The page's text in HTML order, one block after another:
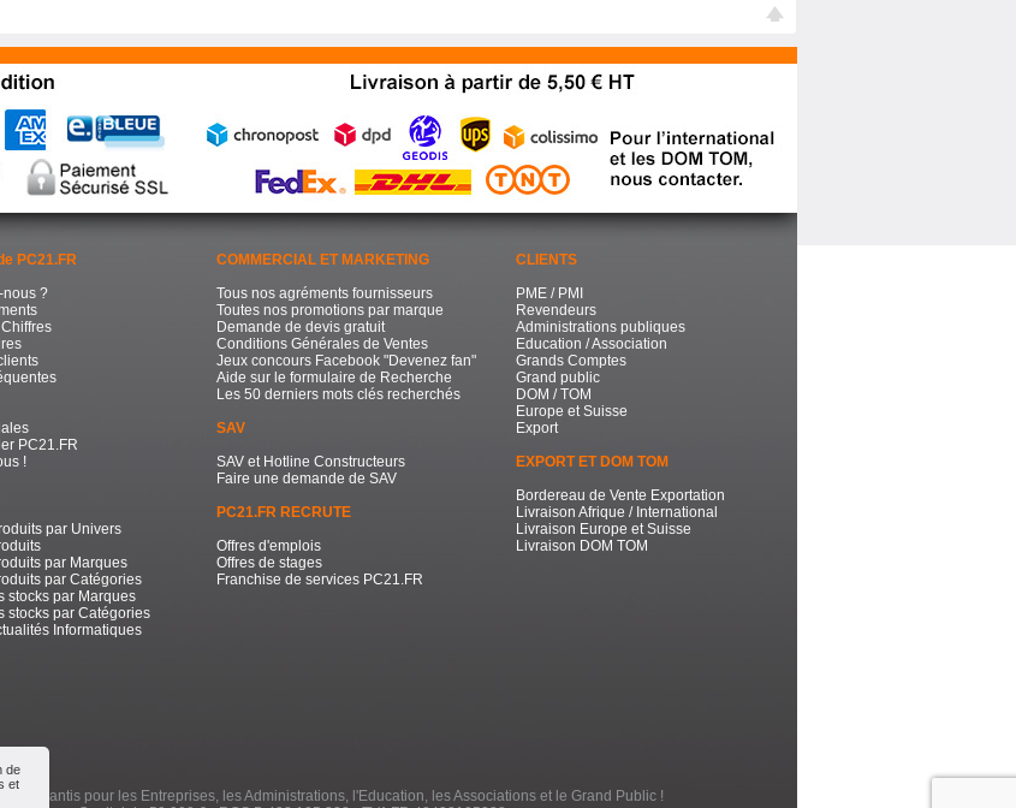
de
et
PC21.FR
nous ?
PC21.FR
!
par Univers
par Marques
par Catégories
stocks par Marques
stocks par Catégories
Informatiques
COMMERCIAL ET MARKETING
Tous nos agréments fournisseurs
Toutes nos promotions par marque
Demande de devis gratuit
Conditions Générales de Ventes
Jeux concours Facebook "Devenez fan"
Aide sur le formulaire de Recherche
Les 50 derniers mots clés recherchés
SAV
SAV et Hotline Constructeurs
Faire une demande de SAV
PC21.FR RECRUTE
Offres d'emplois
Offres de stages
Franchise de services PC21.FR
CLIENTS
PME / PMI
Revendeurs
Administrations publiques
Education / Association
Grands Comptes
Grand public
DOM / TOM
Europe et Suisse
Export
EXPORT ET DOM TOM
Bordereau de Vente Exportation
Livraison Afrique / International
Livraison Europe et Suisse
Livraison DOM TOM
Garantis pour les Entreprises, les Administrations, l'Education, les Associations et le Grand Public !